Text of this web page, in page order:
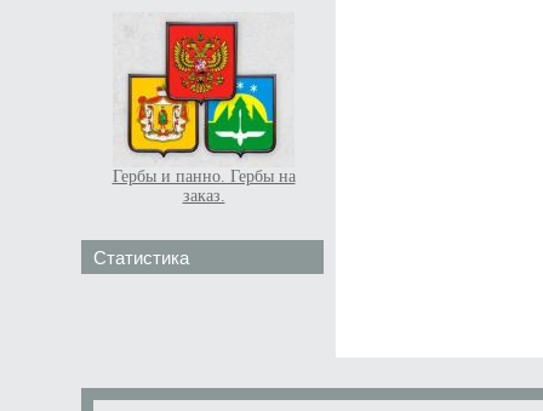
Гербы и панно. Гербы на
заказ.
Статистика